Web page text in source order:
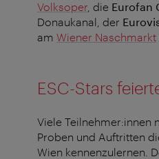
Volksoper , die Eurofan
Donaukanal, der
am Wiener Naschmarkt
ESC-Stars
Viele Teilnehmer:innen
Proben und Auftritten
Wien kennenzulernen.